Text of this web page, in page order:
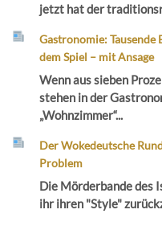
jetzt hat der
Gastronomie: Tausende
dem Spiel – mit Ansage
Wenn aus sieben
stehen in der
„Wohnzimmer“...
Der Wokedeutsche
Problem
Die Mörderbande des
ihr ihren "Style"